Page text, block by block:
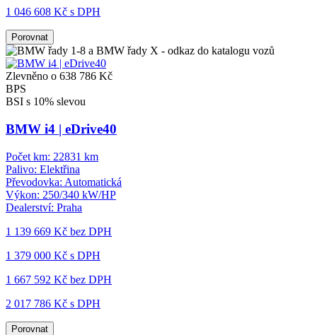
1 046 608 Kč s DPH
Porovnat
Zlevněno o 638 786 Kč
BPS
BSI s 10% slevou
BMW i4 | eDrive40
Počet km: 22831 km
Palivo: Elektřina
Převodovka: Automatická
Výkon: 250/340 kW/HP
Dealerství: Praha
1 139 669 Kč bez DPH
1 379 000 Kč s DPH
1 667 592 Kč bez DPH
2 017 786 Kč s DPH
Porovnat